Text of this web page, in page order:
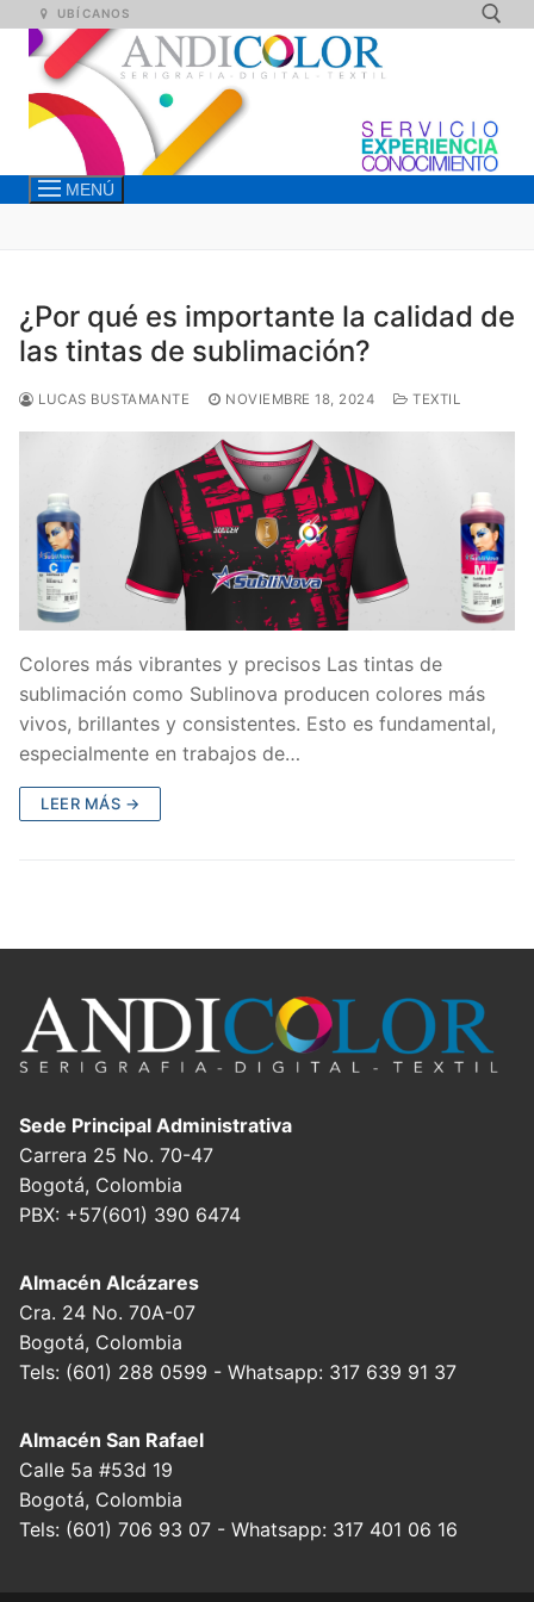
contenido
UBÍCANOS
MENÚ
¿Por qué es importante la calidad de
las tintas de sublimación?
LUCAS BUSTAMANTE NOVIEMBRE 18, 2024 TEXTIL
Colores más vibrantes y precisos Las tintas de
sublimación como Sublinova producen colores más
vivos, brillantes y consistentes. Esto es fundamental,
especialmente en trabajos de…
LEER MÁS →
Sede Principal Administrativa
Carrera 25 No. 70-47
Bogotá, Colombia
PBX: +57(601) 390 6474
Almacén Alcázares
Cra. 24 No. 70A-07
Bogotá, Colombia
Tels: (601) 288 0599 - Whatsapp: 317 639 91 37
Almacén San Rafael
Calle 5a #53d 19
Bogotá, Colombia
Tels: (601) 706 93 07 - Whatsapp: 317 401 06 16